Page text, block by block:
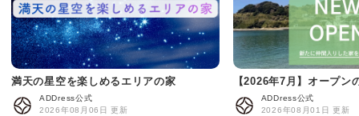
満天の星空を楽しめるエリアの家
ADDress公式
2026年08月06日 更新
【2026年7月】オープン
ADDress公式
2026年08月01日 更新